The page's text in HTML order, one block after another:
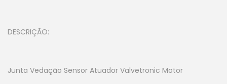
DESCRIÇÃO:
Junta Vedação Sensor Atuador Valvetronic Motor